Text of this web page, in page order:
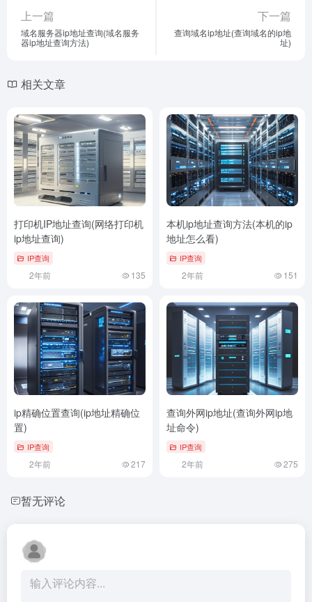
上一篇
域名服务器ip地址查询(域名服务
器ip地址查询方法)
下一篇
查询域名ip地址(查询域名的ip地
址)
相关文章
打印机IP地址查询(网络打印机
ip地址查询)
IP查询
2年前 135
本机ip地址查询方法(本机的ip
地址怎么看)
IP查询
2年前 151
ip精确位置查询(ip地址精确位
置)
IP查询
2年前 217
查询外网ip地址(查询外网ip地
址命令)
IP查询
2年前 275
暂无评论